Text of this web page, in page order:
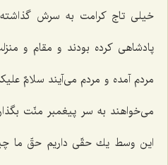
خیلی تاج كرامت به سرش
پادشاهی كرده بودند و مقام و
مردم آمده و مردم می‌آیند سلامٌ
می‌خواهند به سر پیغمبر منّت
این وسط یك حقّی داریم حقّ ما